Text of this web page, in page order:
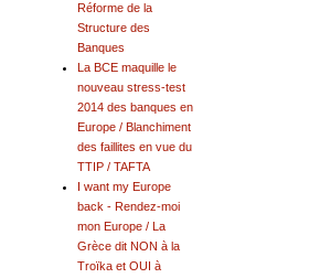
Réforme de la
Structure des
Banques
La BCE maquille le
nouveau stress-test
2014 des banques en
Europe / Blanchiment
des faillites en vue du
TTIP / TAFTA
I want my Europe
back - Rendez-moi
mon Europe / La
Grèce dit NON à la
Troïka et OUI à